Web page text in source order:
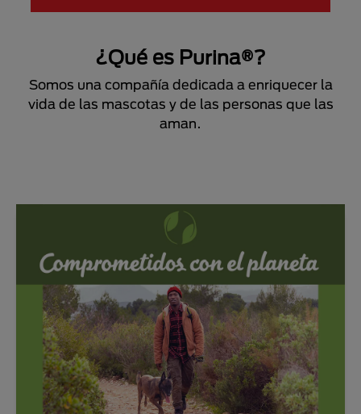
¿Qué es Purina®?
Somos una compañía dedicada a enriquecer la
vida de las mascotas y de las personas que las
aman.